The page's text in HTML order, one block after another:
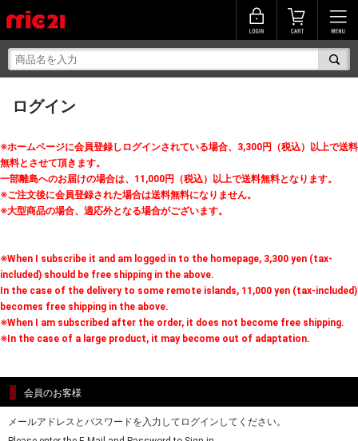
ログイン
※ホームページに会員登録しログインされている場合、3,300円（税込）以上で送料
無料とさせて頂きます。
一部離島へのお届けの場合は、11,000円（税込）以上で送料無料となります。
※ご注文後に会員登録された場合は送料無料になりません。
※大型商品の場合、適応外となる場合がございます。
※When I subscribe it and am logged in to the homepage, 3,300 yen (tax-
included) should be free shipping in the above.
In the case of the delivery to some remote islands, 11,000 yen (tax-included)
becomes free shipping in the above.
※When I am subscribed after the order, it does not become free shipping.
※In the case of a large product, it may become out of adaptation.
会員のお客様
メールアドレスとパスワードを入力してログインしてください。